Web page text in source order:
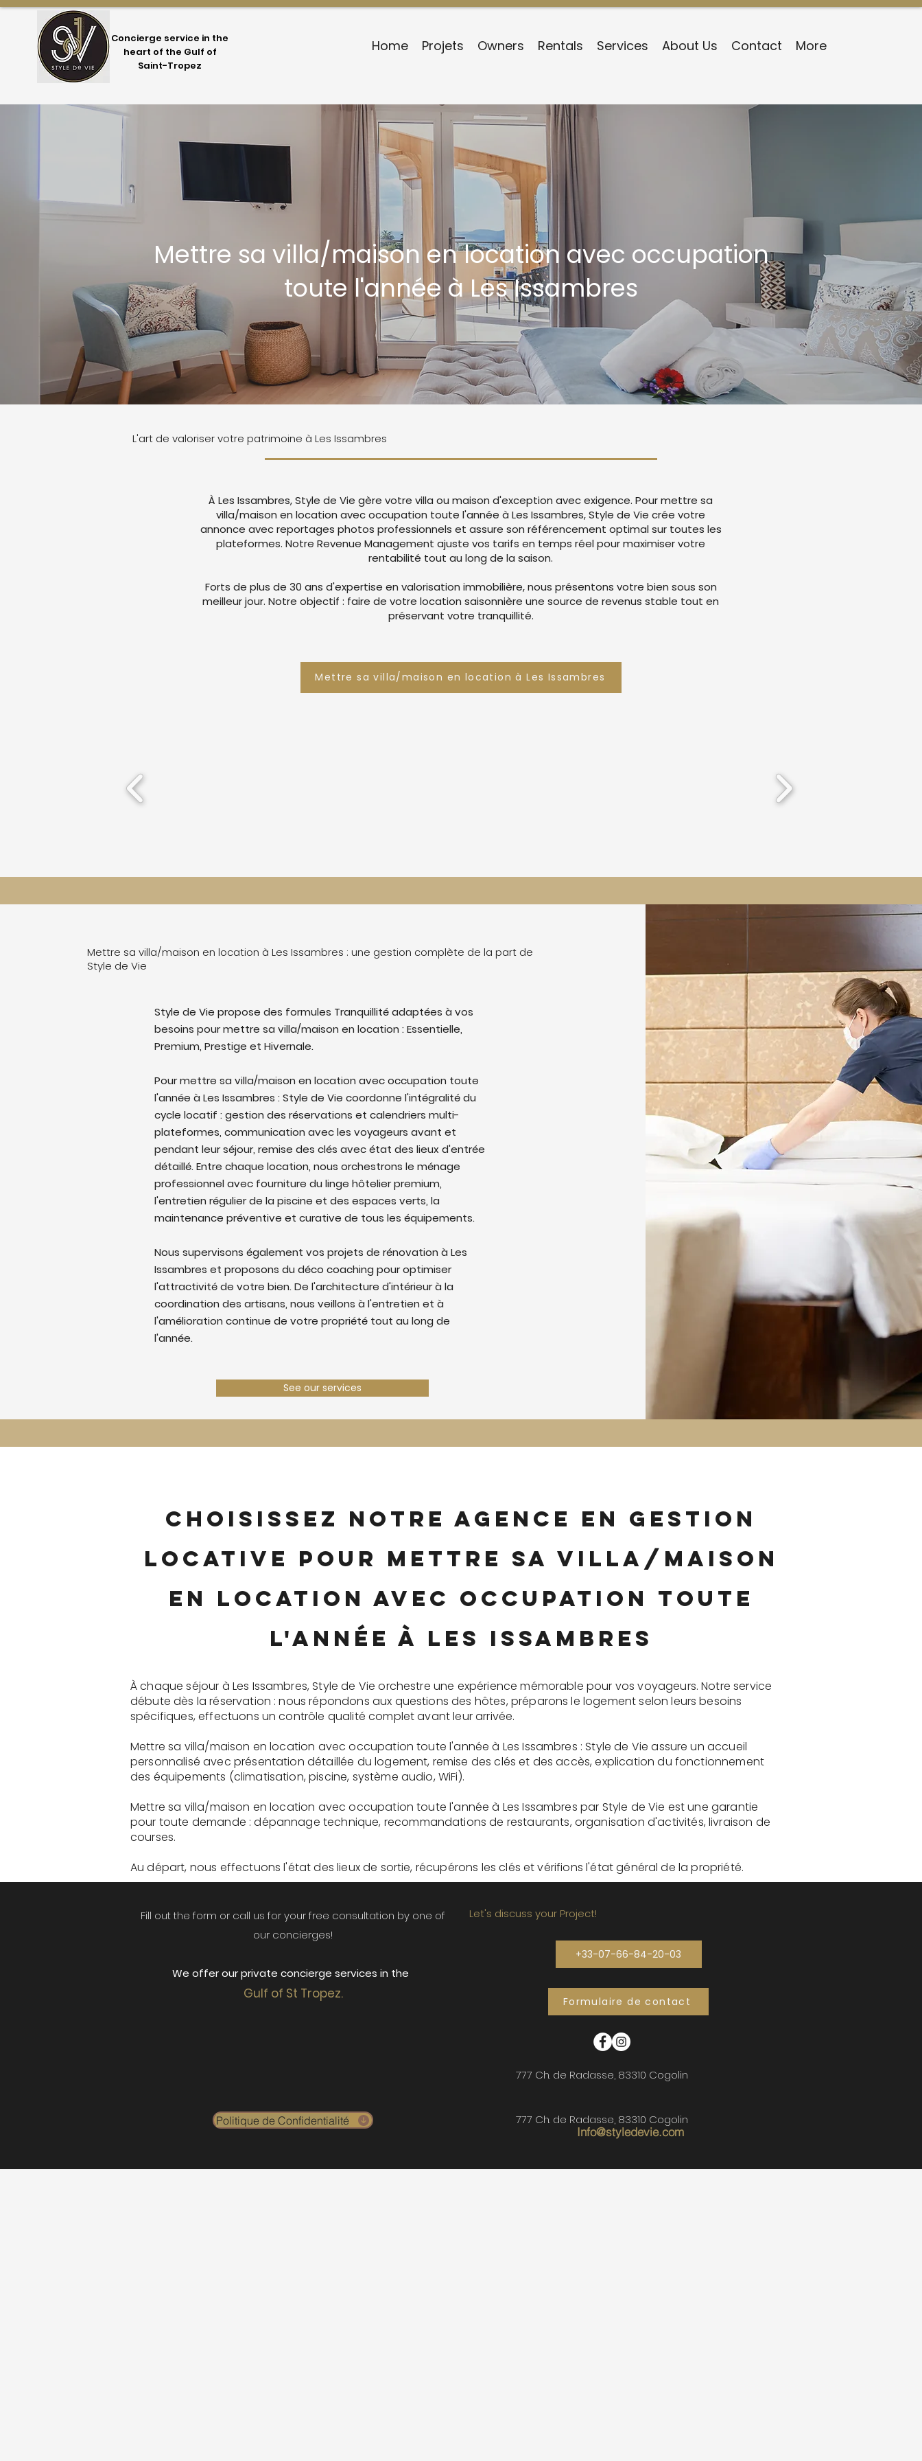
Concierge service in the
heart of the Gulf of
Saint-Tropez
Home Projets Owners Rentals Services About Us Contact More
Mettre sa villa/maison en location avec occupation
toute l'année à Les Issambres
L'art de valoriser votre patrimoine à Les Issambres
À Les Issambres, Style de Vie gère votre villa ou maison d'exception avec exigence. Pour mettre sa
villa/maison en location avec occupation toute l'année à Les Issambres, Style de Vie crée votre
annonce avec reportages photos professionnels et assure son référencement optimal sur toutes les
plateformes. Notre Revenue Management ajuste vos tarifs en temps réel pour maximiser votre
rentabilité tout au long de la saison.
Forts de plus de 30 ans d'expertise en valorisation immobilière, nous présentons votre bien sous son
meilleur jour. Notre objectif : faire de votre location saisonnière une source de revenus stable tout en
préservant votre tranquillité.
Mettre sa villa/maison en location à Les Issambres
Mettre sa villa/maison en location à Les Issambres : une gestion complète de la part de
Style de Vie
Style de Vie propose des formules Tranquillité adaptées à vos
besoins pour mettre sa villa/maison en location : Essentielle,
Premium, Prestige et Hivernale.
Pour mettre sa villa/maison en location avec occupation toute
l'année à Les Issambres : Style de Vie coordonne l'intégralité du
cycle locatif : gestion des réservations et calendriers multi-
plateformes, communication avec les voyageurs avant et
pendant leur séjour, remise des clés avec état des lieux d'entrée
détaillé. Entre chaque location, nous orchestrons le ménage
professionnel avec fourniture du linge hôtelier premium,
l'entretien régulier de la piscine et des espaces verts, la
maintenance préventive et curative de tous les équipements.
Nous supervisons également vos projets de rénovation à Les
Issambres et proposons du déco coaching pour optimiser
l'attractivité de votre bien. De l'architecture d'intérieur à la
coordination des artisans, nous veillons à l'entretien et à
l'amélioration continue de votre propriété tout au long de
l'année.
See our services
Choisissez notre agence en gestion
locative pour mettre sa villa/maison
en location avec occupation toute
l'année à Les Issambres
À chaque séjour à Les Issambres, Style de Vie orchestre une expérience mémorable pour vos voyageurs. Notre service
débute dès la réservation : nous répondons aux questions des hôtes, préparons le logement selon leurs besoins
spécifiques, effectuons un contrôle qualité complet avant leur arrivée.
Mettre sa villa/maison en location avec occupation toute l'année à Les Issambres : Style de Vie assure un accueil
personnalisé avec présentation détaillée du logement, remise des clés et des accès, explication du fonctionnement
des équipements (climatisation, piscine, système audio, WiFi).
Mettre sa villa/maison en location avec occupation toute l'année à Les Issambres par Style de Vie est une garantie
pour toute demande : dépannage technique, recommandations de restaurants, organisation d'activités, livraison de
courses.
Au départ, nous effectuons l'état des lieux de sortie, récupérons les clés et vérifions l'état général de la propriété.
Fill out the form or call us for your free consultation by one of
our concierges!
We offer our private concierge services in the
Gulf of St Tropez.
Politique de Confidentialité
Let's discuss your Project!
+33-07-66-84-20-03
Formulaire de contact
777 Ch. de Radasse, 83310 Cogolin
Info@styledevie.com
777 Ch. de Radasse, 83310 Cogolin